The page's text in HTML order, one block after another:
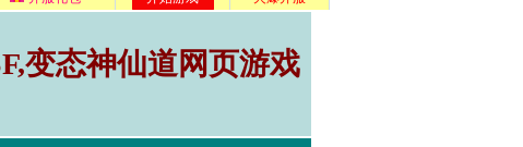
变态神仙道网页游戏